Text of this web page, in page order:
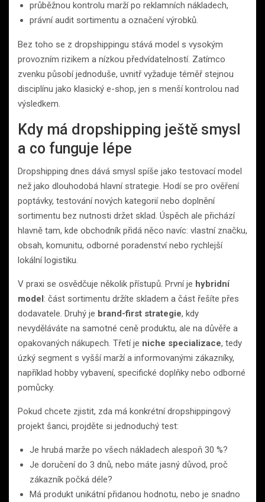
průběžnou kontrolu marží po reklamních nákladech,
právní audit sortimentu a označení výrobků.
Bez toho se z dropshippingu stává model s vysokým
provozním rizikem a nízkou předvídatelností. Zatímco
zvenku působí jednoduše, uvnitř vyžaduje téměř stejnou
disciplínu jako klasický e-shop, jen s menší kontrolou nad
výsledkem.
Kdy má dropshipping ještě smysl
a co funguje lépe
Dropshipping dnes dává smysl spíše jako testovací model
než jako dlouhodobá hlavní strategie. Hodí se pro ověření
poptávky, testování nových kategorií nebo doplnění
sortimentu bez nutnosti držet sklad. Úspěch ale přichází
hlavně tam, kde obchodník přidá něco navíc: vlastní značku,
obsah, komunitu, odborné poradenství nebo rychlejší
lokální logistiku.
V praxi se osvědčuje několik přístupů. První je hybridní
model: část sortimentu držíte skladem a část řešíte přes
dodavatele. Druhý je brand-first strategie, kdy
nevyděláváte na samotné ceně produktu, ale na důvěře a
opakovaných nákupech. Třetí je niche specializace, tedy
úzký segment s vyšší marží a informovanými zákazníky,
například hobby vybavení, specifické doplňky nebo odborné
pomůcky.
Pokud chcete zjistit, zda má konkrétní dropshippingový
projekt šanci, projděte si jednoduchý test:
Je hrubá marže po všech nákladech alespoň 30 %?
Je doručení do 3 dnů, nebo máte jasný důvod, proč
zákazník počká déle?
Má produkt unikátní přidanou hodnotu, nebo je snadno